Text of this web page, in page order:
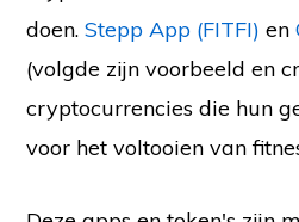
doen.Stepp App (FITFI) en
(volgde zijn voorbeeld en
cryptocurrencies die hun
voor het voltooien van